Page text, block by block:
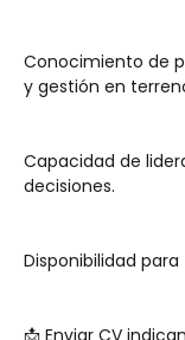
Conocimiento de
y gestión en
Capacidad de
decisiones.
Disponibilidad
📩 Enviar CV